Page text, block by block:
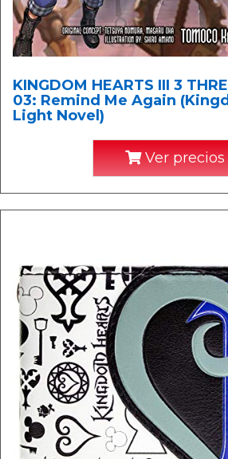
KINGDOM HEARTS III 3
03: Remind Me Again
Light Novel)
Ver